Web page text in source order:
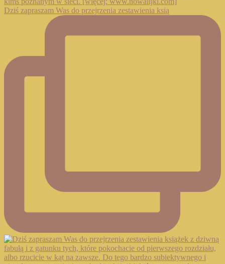
Dziś zapraszam Was do przejrzenia zestawienia ksią